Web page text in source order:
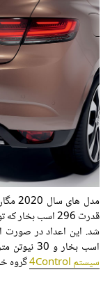
اسب بخار و 30 نیوتن متر افزایش پیدا خواهند کرد. این مدل ها همچنین از
سیستم 4Control
گروه